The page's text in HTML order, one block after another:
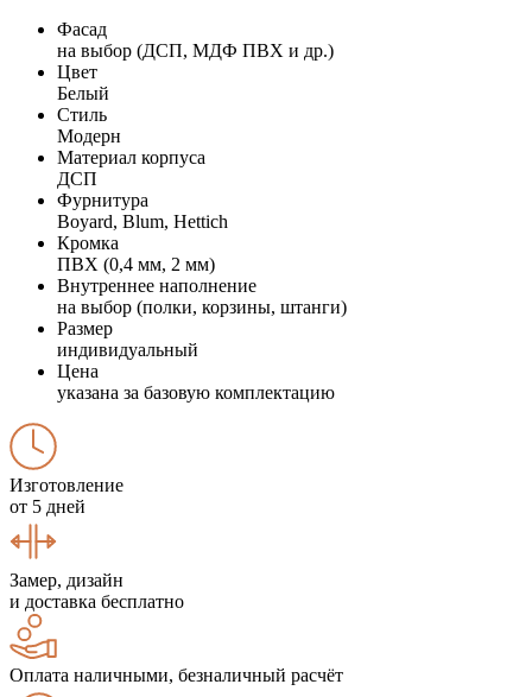
Фасад
на выбор (ДСП, МДФ ПВХ и др.)
Цвет
Белый
Стиль
Модерн
Материал корпуса
ДСП
Фурнитура
Boyard, Blum, Hettich
Кромка
ПВХ (0,4 мм, 2 мм)
Внутреннее наполнение
на выбор (полки, корзины, штанги)
Размер
индивидуальный
Цена
указана за базовую комплектацию
Изготовление
от 5 дней
Замер, дизайн
и доставка бесплатно
Оплата наличными, безналичный расчёт